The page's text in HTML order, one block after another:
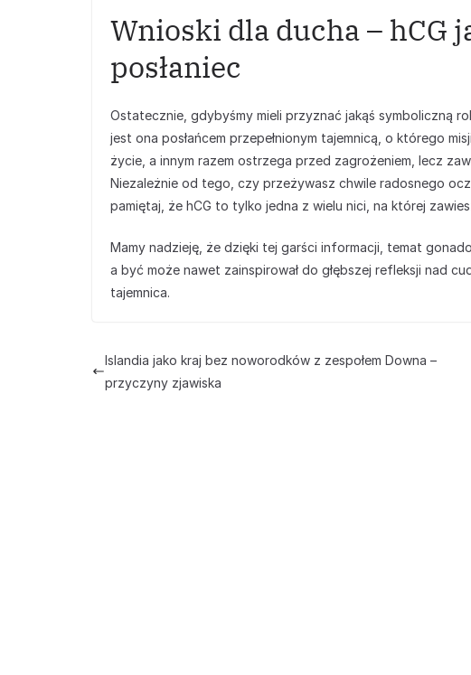
Wnioski dla ducha – hCG
posłaniec
Ostatecznie, gdybyśmy mieli przyznać jakąś symboliczną
jest ona posłańcem przepełnionym tajemnicą, o którego
życie, a innym razem ostrzega przed zagrożeniem, lecz
Niezależnie od tego, czy przeżywasz chwile radosnego
pamiętaj, że hCG to tylko jedna z wielu nici, na której
Mamy nadzieję, że dzięki tej garści informacji, temat
a być może nawet zainspirował do głębszej refleksji nad
tajemnica.
Islandia jako kraj bez noworodków z zespołem Downa –
przyczyny zjawiska